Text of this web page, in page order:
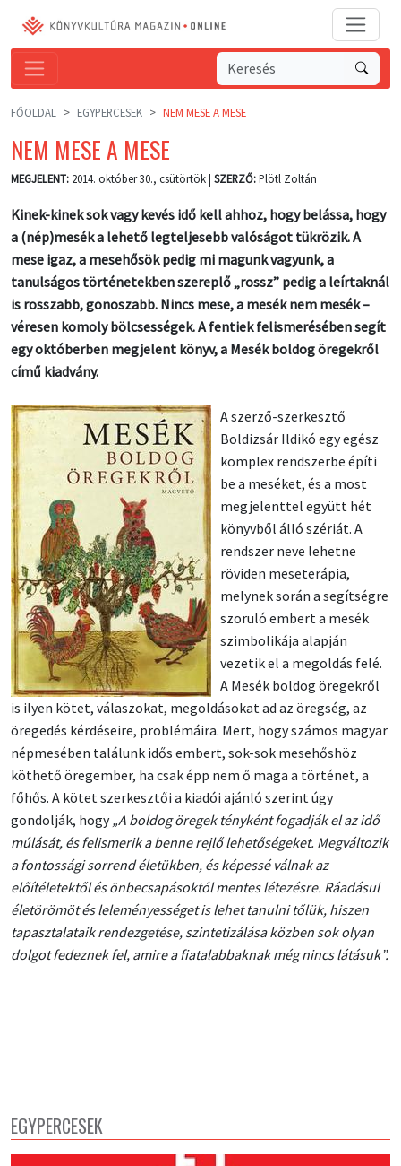
FŐOLDAL EGYPERCESEK NEM MESE A MESE
NEM MESE A MESE
MEGJELENT: 2014. október 30., csütörtök | SZERZŐ:Plötl Zoltán
Kinek-kinek sok vagy kevés idő kell ahhoz, hogy belássa, hogy
a (nép)mesék a lehető legteljesebb valóságot tükrözik. A
mese igaz, a mesehősök pedig mi magunk vagyunk, a
tanulságos történetekben szereplő „rossz” pedig a leírtaknál
is rosszabb, gonoszabb. Nincs mese, a mesék nem mesék –
véresen komoly bölcsességek. A fentiek felismerésében segít
egy októberben megjelent könyv, a Mesék boldog öregekről
című kiadvány.
A szerző-szerkesztő
Boldizsár Ildikó egy egész
komplex rendszerbe építi
be a meséket, és a most
megjelenttel együtt hét
könyvből álló szériát. A
rendszer neve lehetne
röviden meseterápia,
melynek során a segítségre
szoruló embert a mesék
szimbolikája alapján
vezetik el a megoldás felé.
A Mesék boldog öregekről
is ilyen kötet, válaszokat, megoldásokat ad az öregség, az
öregedés kérdéseire, problémáira. Mert, hogy számos magyar
népmesében találunk idős embert, sok-sok mesehőshöz
köthető öregember, ha csak épp nem ő maga a történet, a
főhős. A kötet szerkesztői a kiadói ajánló szerint úgy
gondolják, hogy„A boldog öregek tényként fogadják el az idő
múlását, és felismerik a benne rejlő lehetőségeket. Megváltozik
a fontossági sorrend életükben, és képessé válnak az
előítéletektől és önbecsapásoktól mentes létezésre. Ráadásul
életörömöt és leleményességet is lehet tanulni tőlük, hiszen
tapasztalataik rendezgetése, szintetizálása közben sok olyan
dolgot fedeznek fel, amire a fiatalabbaknak még nincs látásuk”.
EGYPERCESEK